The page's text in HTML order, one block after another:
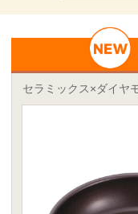
セラミックス×ダイヤ